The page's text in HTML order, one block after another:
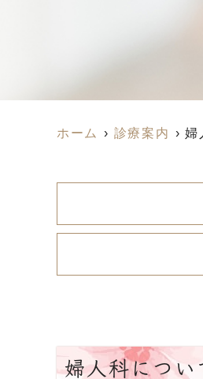
ホーム 診療案内 婦
婦人科につい